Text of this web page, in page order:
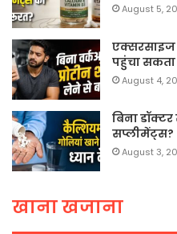
August 5,
एक्सरसाइज
पहुंचा
August 4,
बिना
सप्लीमेंट्स?
August 3,
खाना खजाना